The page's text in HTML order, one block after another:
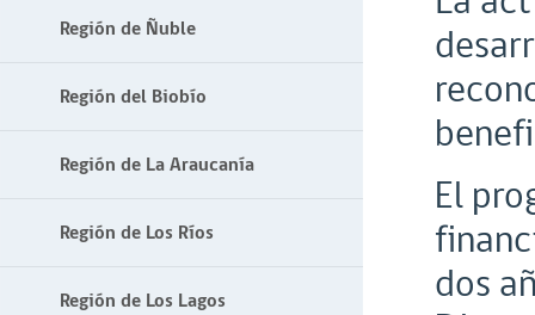
Región de Ñuble
Región del Biobío
Región de La Araucanía
Región de Los Ríos
Región de Los Lagos
El
dos